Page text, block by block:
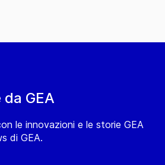
GEA
le innovazioni e le storie GEA
di GEA.